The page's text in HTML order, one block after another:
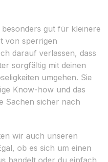
gut für kleinere
von sperrigen
darauf verlassen, dass
sorgfältig mit deinen
umgehen. Sie
Know-how und das
Sachen sicher nach
wir auch unseren
ob es sich um einen
handelt oder du einfach